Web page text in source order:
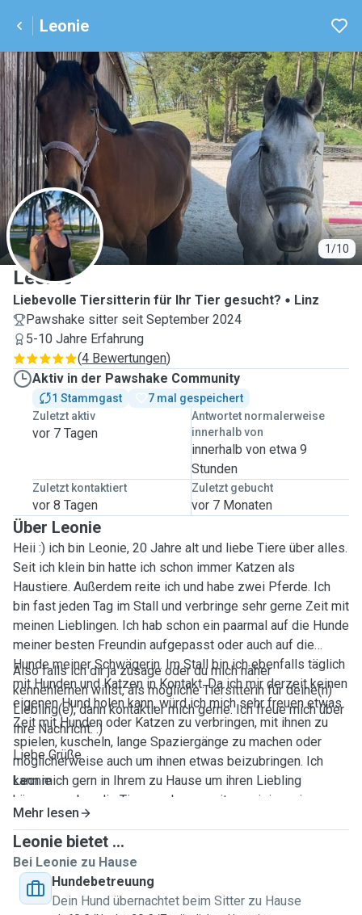
Leonie
1/10
L
Leonie
Liebevolle Tiersitterin für Ihr Tier gesucht?
Linz
Pawshake sitter seit September 2024
5-10 Jahre Erfahrung
(4 Bewertungen)
Aktiv in der Pawshake Community
1 Stammgast
7 mal gespeichert
Zuletzt aktiv
vor 7 Tagen
Antwortet normalerweise
innerhalb von
innerhalb von etwa 9
Stunden
Zuletzt kontaktiert
vor 8 Tagen
Zuletzt gebucht
vor 7 Monaten
Über Leonie
Heii :) ich bin Leonie, 20 Jahre alt und liebe Tiere über alles.
Seit ich klein bin hatte ich schon immer Katzen als
Haustiere. Außerdem reite ich und habe zwei Pferde. Ich
bin fast jeden Tag im Stall und verbringe sehr gerne Zeit mit
meinen Lieblingen. Ich hab schon ein paarmal auf die Hunde
meiner besten Freundin aufgepasst oder auch auf die
Hunde meiner Schwägerin. Im Stall bin ich ebenfalls täglich
mit Hunden und Katzen in Kontakt. Da ich mir derzeit keinen
eigenen Hund holen kann, würd ich mich sehr freuen etwas
Zeit mit Hunden oder Katzen zu verbringen, mit ihnen zu
spielen, kuscheln, lange Spaziergänge zu machen oder
möglicherweise auch um ihnen etwas beizubringen. Ich
kann mich gern in Ihrem zu Hause um ihren Liebling
kümmern, aber die Tiere auch gern mit zu mir in meine
57qm2 Wohnung nehmen. Wir haben auch einen
eingezäunten Gemeinschaftsgarten, wo ich die Tiere
jederzeit rauslassen kann.
Also falls ich dir ja zusage oder du mich näher
kennenlernen willst, als mögliche Tiersitterin für deine(n)
Liebling(e), dann kontaktier mich gerne. Ich freue mich über
Ihre Nachricht. :)
Liebe Grüße
Leonie
Mehr lesen
Leonie bietet ...
Bei Leonie zu Hause
Hundebetreuung
Dein Hund übernachtet beim Sitter zu Hause